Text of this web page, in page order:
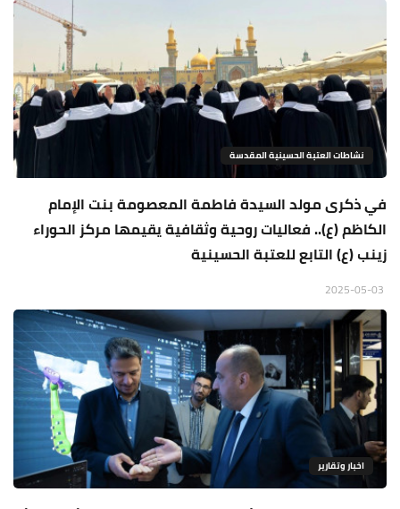
نشاطات العتبة الحسينية المقدسة
في ذكرى مولد السيدة فاطمة المعصومة بنت الإمام
الكاظم (ع).. فعاليات روحية وثقافية يقيمها مركز الحوراء
زينب (ع) التابع للعتبة الحسينية
اخبار وتقارير